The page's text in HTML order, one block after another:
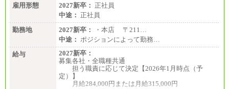
雇用形態
2027新卒： 正社員
中途： 正社員
勤務地
2027新卒：
・本店 〒211…
中途： ポジションによって勤務…
給与
2027新卒：
募集各社・全職種共通
担う職責に応じて決定【2026年1月時点（予
定）】
月給284,000円または月給315,000円